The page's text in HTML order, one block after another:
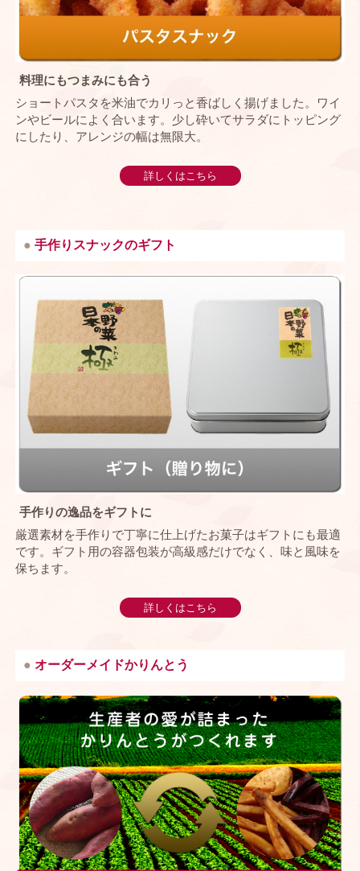
料理にもつまみにも合う
ショートパスタを米油でカリっと香ばしく揚げました。ワイ
ンやビールによく合います。少し砕いてサラダにトッピング
にしたり、アレンジの幅は無限大。
詳しくはこちら
手作りスナックのギフト
手作りの逸品をギフトに
厳選素材を手作りで丁寧に仕上げたお菓子はギフトにも最適
です。ギフト用の容器包装が高級感だけでなく、味と風味を
保ちます。
詳しくはこちら
オーダーメイドかりんとう